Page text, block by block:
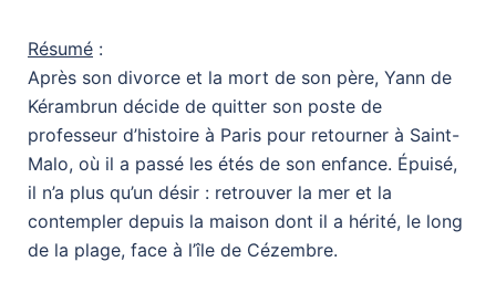
Résumé :
Après son divorce et la mort de son père, Yann de
Kérambrun décide de quitter son poste de
professeur d’histoire à Paris pour retourner à Saint-
Malo, où il a passé les étés de son enfance. Épuisé,
il n’a plus qu’un désir : retrouver la mer et la
contempler depuis la maison dont il a hérité, le long
de la plage, face à l’île de Cézembre.